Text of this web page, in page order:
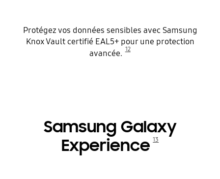
Protégez vos données sensibles avec Samsung
Knox Vault certifié EAL5+ pour une protection
avancée. 12
Samsung Galaxy
Experience 13